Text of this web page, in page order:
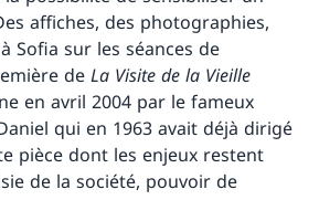
affiches, des photographies,
Sofia sur les séances de
de La Visite de la Vieille
en avril 2004 par le fameux
qui en 1963 avait déjà dirigé
pièce dont les enjeux restent
de la société, pouvoir de